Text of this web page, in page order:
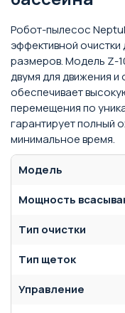
Робот-пылесос
эффективной
размеров. Модель Z-
двумя для движения и
обеспечивает
перемещения по
гарантирует полный
минимальное время.
Модель
Мощность
Тип очистки
Тип щеток
Управление